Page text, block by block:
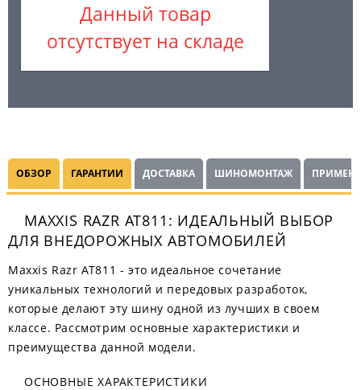
Данный товар
отсутствует на складе
ОБЗОР ГАРАНТИИ ДОСТАВКА ШИНОМОНТАЖ
MAXXIS RAZR AT811: ИДЕАЛЬНЫЙ ВЫБОР
ДЛЯ ВНЕДОРОЖНЫХ АВТОМОБИЛЕЙ
Maxxis Razr AT811 - это идеальное сочетание
уникальных технологий и передовых разработок,
которые делают эту шину одной из лучших в своем
классе. Рассмотрим основные характеристики и
преимущества данной модели.
ОСНОВНЫЕ ХАРАКТЕРИСТИКИ